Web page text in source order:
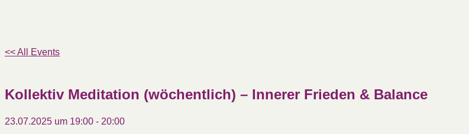
<< All Events
Kollektiv Meditation (wöchentlich) – Innerer Frieden & Balance
23.07.2025 um 19:00 - 20:00